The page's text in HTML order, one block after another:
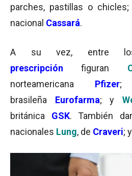
parches, pastillas o
nacional Cassará.
A su vez, entre
prescripción figuran
norteamericana Pfizer
brasileña Eurofarma; y
británica GSK. También
nacionales Lung, de Craveri; y